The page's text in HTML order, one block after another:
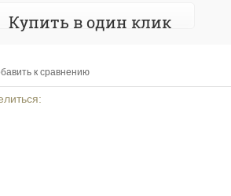
Купить в один клик
к сравнению